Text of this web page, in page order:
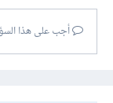
أجب على هذا